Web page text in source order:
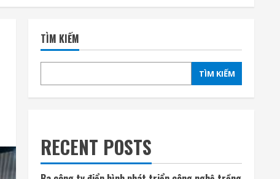
TÌM KIẾM
TÌM KIẾM
RECENT POSTS